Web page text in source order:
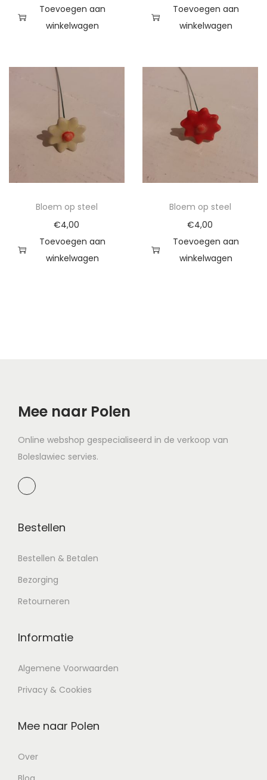
Toevoegen aan
winkelwagen
Toevoegen aan
winkelwagen
Bloem op steel
€4,00
Toevoegen aan
winkelwagen
Bloem op steel
€4,00
Toevoegen aan
winkelwagen
Mee naar Polen
Online webshop gespecialiseerd in de verkoop van
Boleslawiec servies.
Bestellen
Bestellen & Betalen
Bezorging
Retourneren
Informatie
Algemene Voorwaarden
Privacy & Cookies
Mee naar Polen
Over